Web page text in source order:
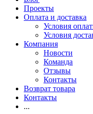
Проекты
Оплата и доставка
Условия
Условия
Компания
Новости
Команда
Отзывы
Контакты
Возврат товара
Контакты
...